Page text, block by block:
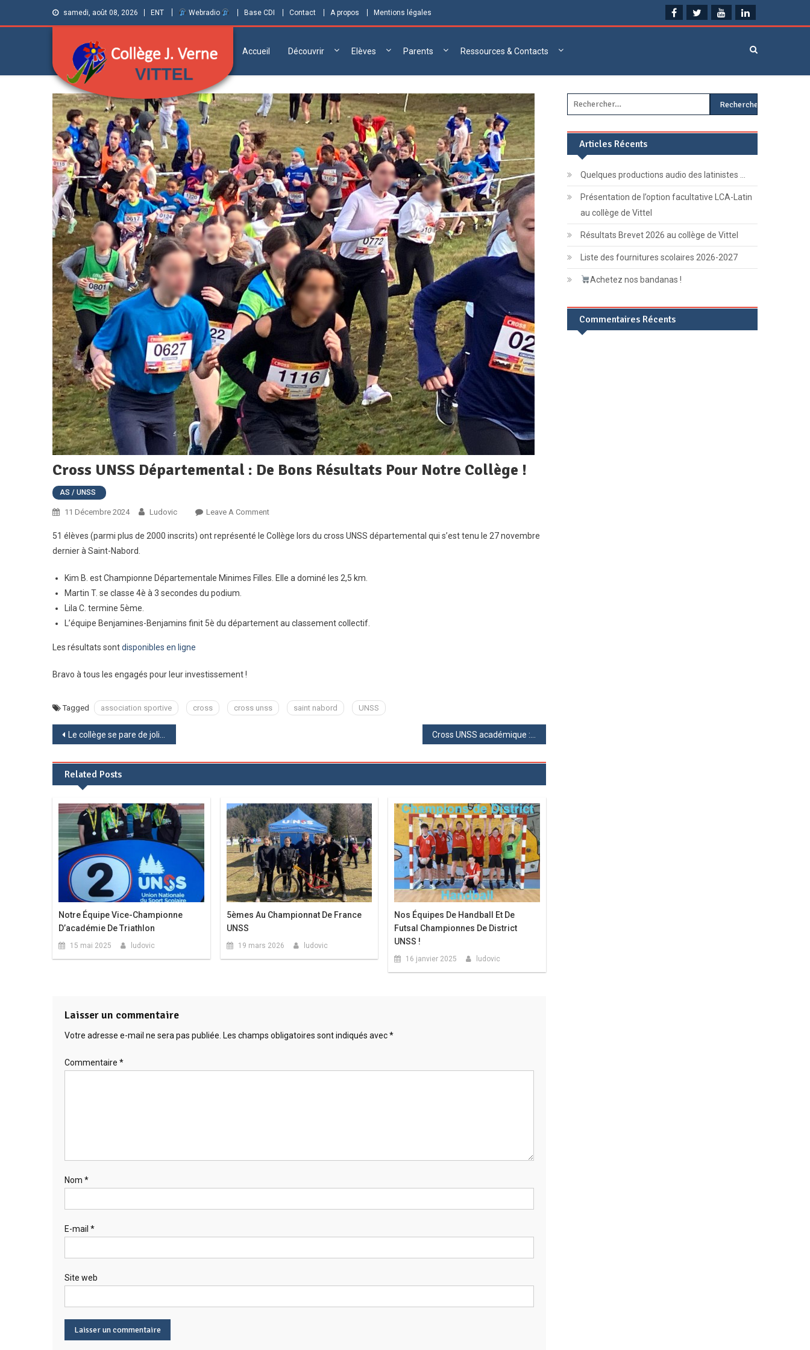
samedi, août 08, 2026 ENT Webradio Base CDI Contact A propos Mentions légales
Collège Jules
Verne de Vittel
(Vosges)
Informations et ressources pour élèves,
parents et personnels
Accueil Découvrir Elèves Parents Ressources & Contacts
Cross UNSS Départemental : De Bons Résultats Pour Notre Collège !
AS / UNSS
11 Décembre 2024 Ludovic Leave A CommentOn
UNSS
De
Pour
51 élèves (parmi plus de 2000 inscrits) ont représenté le Collège lors du cross UNSS départemental qui s’est tenu le 27 novembre
dernier à Saint-Nabord.
Kim B. est Championne Départementale Minimes Filles. Elle a dominé les 2,5 km.
Martin T. se classe 4è à 3 secondes du podium.
Lila C. termine 5ème.
L’équipe Benjamines-Benjamins finit 5è du département au classement collectif.
Les résultats sontdisponibles en ligne
Bravo à tous les engagés pour leur investissement !
Tagged association sportive cross cross unss saint nabord UNSS
Navigation
de
l’article
Le collège se pare de jolies décorations de Noël
Related Posts
Notre Équipe Vice-Championne
D’académie De Triathlon
15 mai 2025 ludovic
5èmes Au Championnat De France
UNSS
19 mars 2026 ludovic
Nos Équipes De Handball Et De
Futsal Championnes De District
UNSS !
16 janvier 2025 ludovic
Laisser un commentaire
Votre adresse e-mail ne sera pas publiée. Les champs obligatoires sont indiqués avec*
Commentaire *
Nom *
E-mail *
Site web
Rechercher :
Articles Récents
Quelques productions audio des latinistes …
Présentation de l’option facultative LCA-Latin
au collège de Vittel
Résultats Brevet 2026 au collège de Vittel
Liste des fournitures scolaires 2026-2027
Achetez nos bandanas !
Commentaires Récents